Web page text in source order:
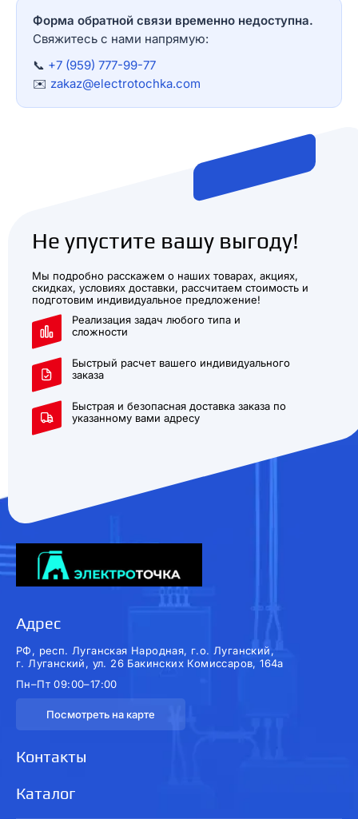
Форма обратной связи временно недоступна.
Свяжитесь с нами напрямую:
📞 +7 (959) 777-99-77
✉️ zakaz@electrotochka.com
Не упустите вашу выгоду!
Мы подробно расскажем о наших товарах, акциях,
скидках, условиях доставки, рассчитаем стоимость и
подготовим индивидуальное предложение!
Реализация задач любого типа и
сложности
Быстрый расчет вашего индивидуального
заказа
Быстрая и безопасная доставка заказа по
указанному вами адресу
Адрес
РФ, респ. Луганская Народная, г.о. Луганский,
г. Луганский, ул. 26 Бакинских Комиссаров, 164а
Пн–Пт 09:00–17:00
Посмотреть на карте
Каталог
Контакты